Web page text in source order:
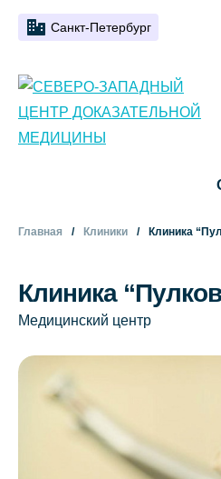
Санкт-Петербург
Главная Клиники Клиника
Клиника
Медицинский центр